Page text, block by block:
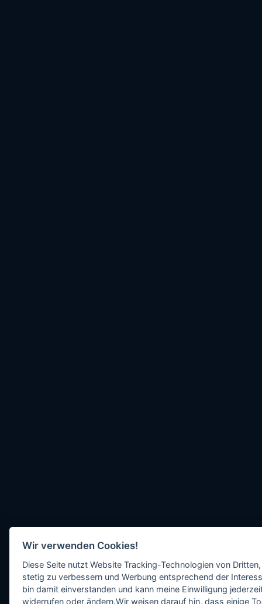
Wir verwenden Cookies!
Diese Seite nutzt Website Tracking-Technologien von
stetig zu verbessern und Werbung entsprechend der
bin damit einverstanden und kann meine Einwilligung
widerrufen oder ändern.Wir weisen darauf hin, dass einige